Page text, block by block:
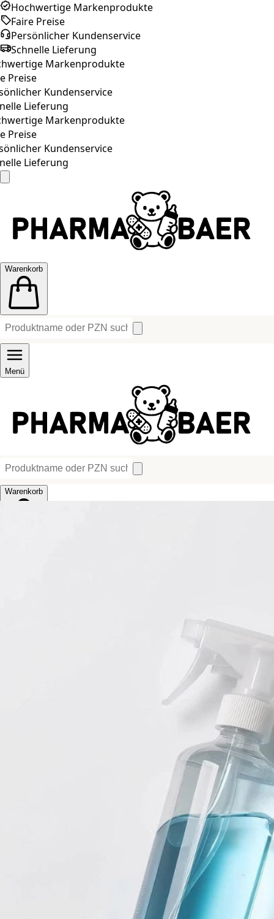
Hochwertige Markenprodukte
Faire Preise
Persönlicher Kundenservice
Schnelle Lieferung
Markenprodukte
Preise
Kundenservice
Lieferung
Markenprodukte
Preise
Kundenservice
Lieferung
Warenkorb
Menü
Warenkorb